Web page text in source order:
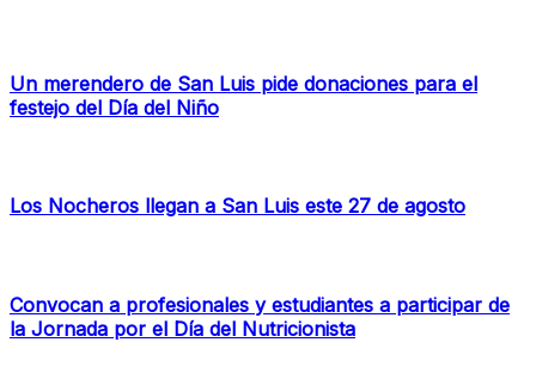
Un merendero de San Luis pide donaciones para el
festejo del Día del Niño
Los Nocheros llegan a San Luis este 27 de agosto
Convocan a profesionales y estudiantes a participar de
la Jornada por el Día del Nutricionista